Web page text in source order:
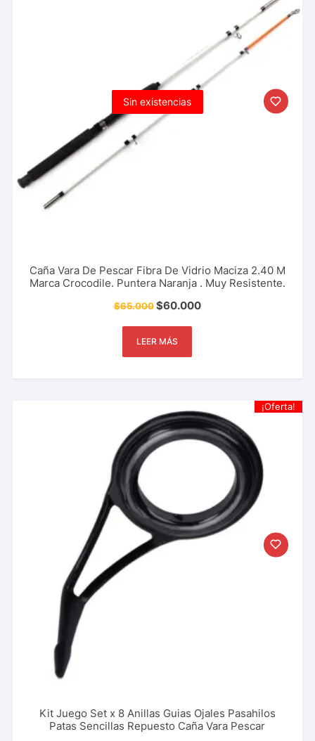
Sin existencias
Caña Vara De Pescar Fibra De Vidrio Maciza 2.40 M
Marca Crocodile. Puntera Naranja . Muy Resistente.
$65.000$60.000
LEER MÁS
¡Oferta!
Kit Juego Set x 8 Anillas Guias Ojales Pasahilos
Patas Sencillas Repuesto Caña Vara Pescar